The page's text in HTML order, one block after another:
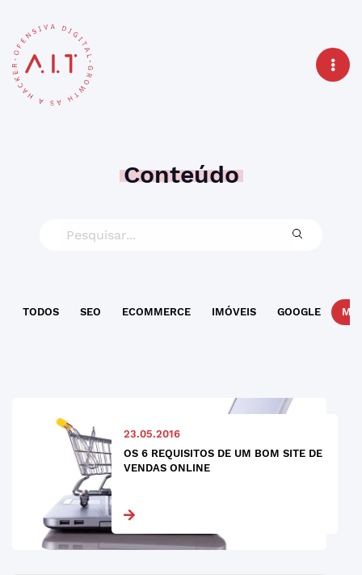
Conteúdo
TODOS SEO ECOMMERCE IMÓVEIS GOOGLE
23.05.2016
OS 6 REQUISITOS DE UM BOM SITE DE
VENDAS ONLINE